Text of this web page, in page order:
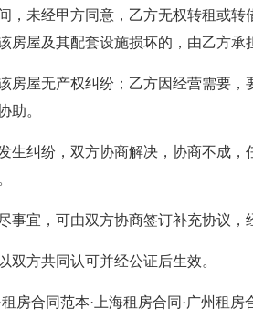
，未经甲方同意，乙方无权转租或
房屋及其配套设施损坏的，由乙方承
房屋无产权纠纷；乙方因经营需要
助。
生纠纷，双方协商解决，协商不成
事宜，可由双方协商签订补充协议，
双方共同认可并经公证后生效。
房合同范本·上海租房合同·广州租